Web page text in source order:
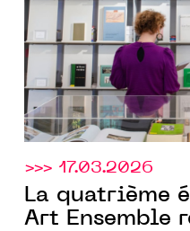
bibliothèque
>>> 17.03.2026
La quatrième
Art Ensemble